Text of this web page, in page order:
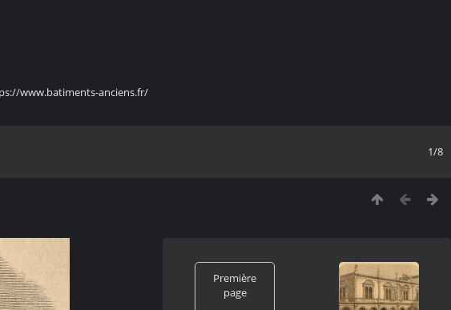
www.batiments-anciens.fr/
1/8
Première
page